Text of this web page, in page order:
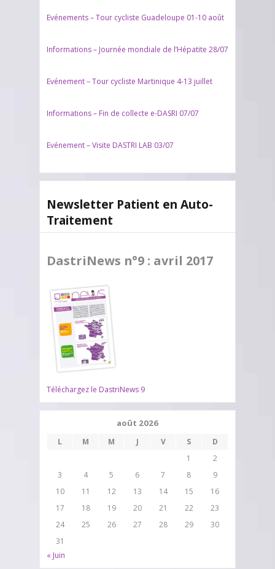
Evénements – Tour cycliste Guadeloupe 01-10 août
Informations – Journée mondiale de l’Hépatite 28/07
Evénement – Tour cycliste Martinique 4-13 juillet
Informations – Fin de collecte e-DASRI 07/07
Evénement – Visite DASTRI LAB 03/07
Newsletter Patient en Auto-
Traitement
DastriNews n°9 : avril 2017
Téléchargez le DastriNews 9
août 2026
L M M J V S
D
1
2
3
4 5 6 7 8
9
10
11 12 13 14 15
16
17
18 19 20 21 22
23
24
25 26 27 28 29
30
31
« Juin